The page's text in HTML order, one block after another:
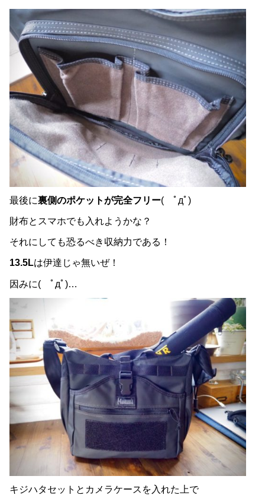
最後に裏側のポケットが完全フリー( ﾟдﾟ)
財布とスマホでも入れようかな？
それにしても恐るべき収納力である！
13.5Lは伊達じゃ無いぜ！
因みに( ﾟдﾟ)…
キジハタセットとカメラケースを入れた上で